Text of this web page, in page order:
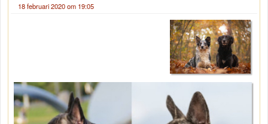
18 februari 2020 om 19:05